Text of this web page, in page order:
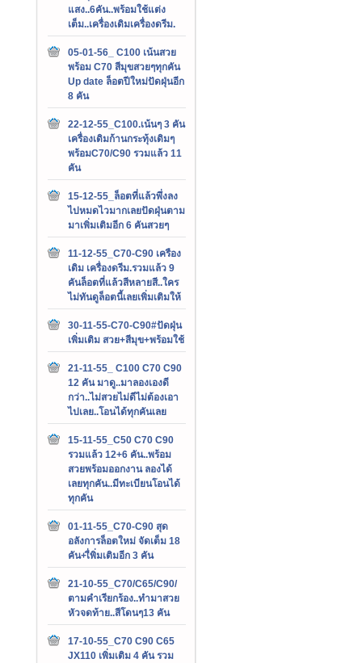
แสง..6คัน..พร้อมใช้แต่ง
เต็ม..เครื่องเดิมเครื่องดรีม.
05-01-56_ C100 เน้นสวย
พร้อม C70 สีมุขสวยๆทุกคัน
Up date ล็อตปีใหม่ปัดฝุ่นอีก
8 คัน
22-12-55_C100.เน้นๆ 3 คัน
เครื่องเดิมก้านกระทุ้งเดิมๆ
พร้อมC70/C90 รวมแล้ว 11
คัน
15-12-55_ล็อตที่แล้วพึ่งลง
ไปหมดไวมากเลยปัดฝุ่นตาม
มาเพิ่มเติมอีก 6 คันสวยๆ
11-12-55_C70-C90 เครือง
เดิม เครื่องดรีม.รวมแล้ว 9
คันล็อตที่แล้วสีหลายสี..ใคร
ไม่ทันดูล็อตนี้เลยเพิ่มเติมให้
30-11-55-C70-C90#ปัดฝุ่น
เพิ่มเติม สวย+สีมุข+พร้อมใช้
21-11-55_ C100 C70 C90
12 คัน มาดู..มาลองเองดี
กว่า..ไม่สวยไม่ดีไม่ต้องเอา
ไปเลย..โอนได้ทุกคันเลย
15-11-55_C50 C70 C90
รวมแล้ว 12+6 คัน..พร้อม
สวยพร้อมออกงาน ลองได้
เลยทุกคัน..มีทะเบียนโอนได้
ทุกคัน
01-11-55_C70-C90 สุด
อลังการล็อตใหม่ จัดเต็ม 18
คัน+เื่พิ่มเติมอีก 3 คัน
21-10-55_C70/C65/C90/
ตามคำเรียกร้อง..ทำมาสวย
หัวจดท้าย..สีโดนๆ13 คัน
17-10-55_C70 C90 C65
JX110 เพิ่มเติม 4 คัน รวม